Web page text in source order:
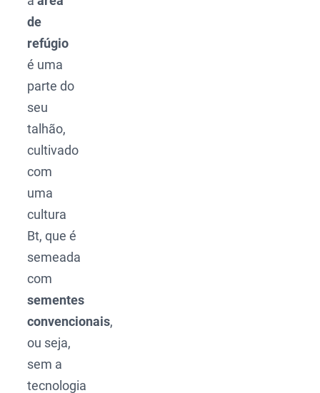
de
refúgio
é uma
parte do
seu
talhão,
cultivado
com
uma
cultura
Bt, que é
semeada
com
sementes
convencionais,
ou seja,
sem a
tecnologia